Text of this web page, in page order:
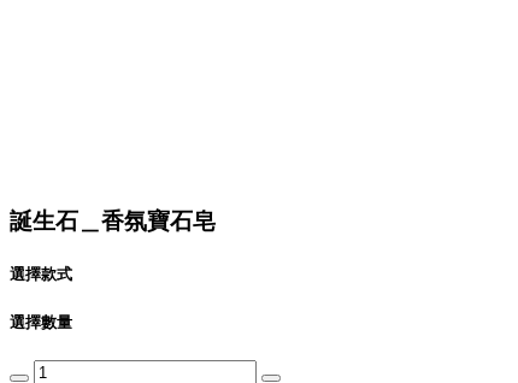
誕生石＿香氛寶石皂
選擇款式
選擇數量